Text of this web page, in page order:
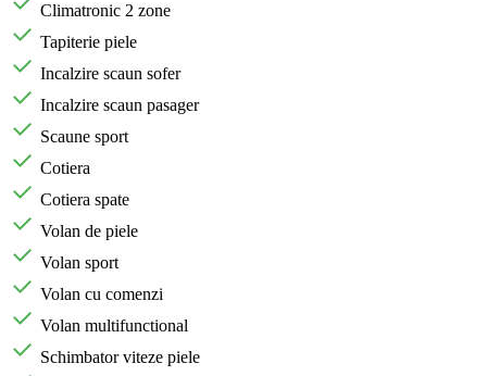
Climatronic 2 zone
Tapiterie piele
Incalzire scaun sofer
Incalzire scaun pasager
Scaune sport
Cotiera
Cotiera spate
Volan de piele
Volan sport
Volan cu comenzi
Volan multifunctional
Schimbator viteze piele